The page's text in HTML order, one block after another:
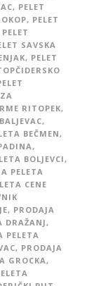
, PELET
, PELET
PELET
SAVSKA
, PELET
RITOPEK,
,
BEČMEN,
,
BOLJEVCI,
PELETA
CENE
, PRODAJA
DRAŽANJ,
PELETA
, PRODAJA
GROCKA,